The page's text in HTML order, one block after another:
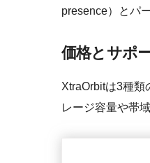
presence）とパ
価格とサポ
XtraOrbitは3種類
レージ容量や帯